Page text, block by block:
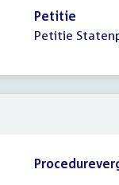
Petitie
Petitie